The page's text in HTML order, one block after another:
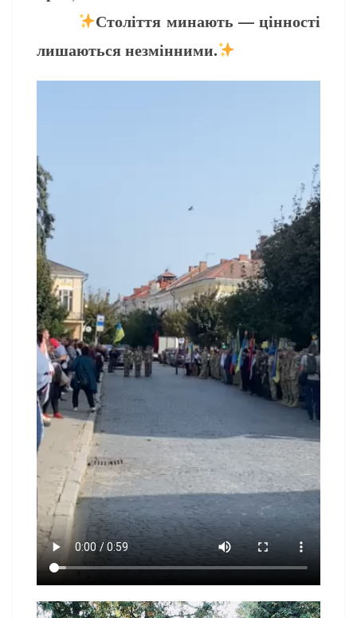
Століття минають — цінності
лишаються незмінними.